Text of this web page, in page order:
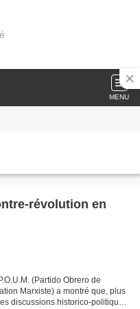
MENU
révolution en
(Partido Obrero de
Marxiste) a montré que, plus
discussions historico-politiques